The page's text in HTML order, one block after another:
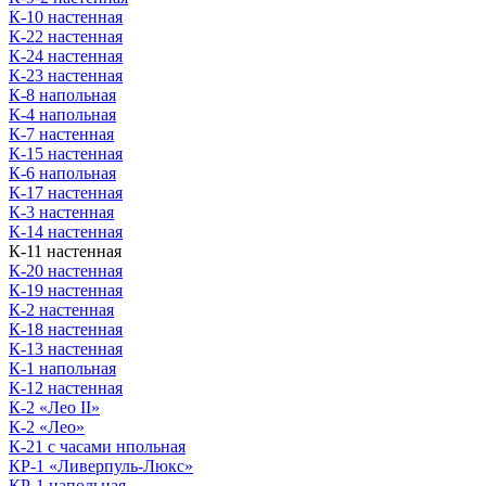
К-10 настенная
К-22 настенная
К-24 настенная
К-23 настенная
К-8 напольная
К-4 напольная
К-7 настенная
К-15 настенная
К-6 напольная
К-17 настенная
К-3 настенная
К-14 настенная
К-11 настенная
К-20 настенная
К-19 настенная
К-2 настенная
К-18 настенная
К-13 настенная
К-1 напольная
К-12 настенная
К-2 «Лео II»
К-2 «Лео»
К-21 с часами нпольная
КР-1 «Ливерпуль-Люкс»